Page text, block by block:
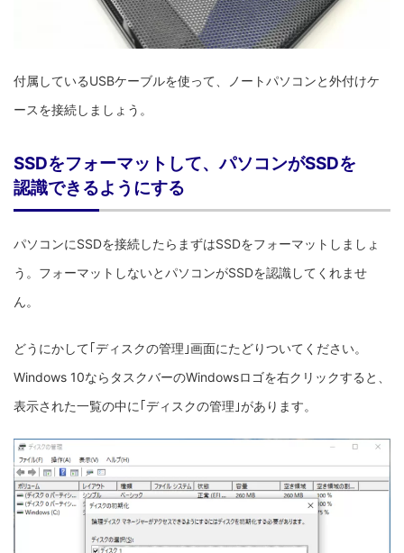
付属しているUSBケーブルを使って、ノートパソコンと外付けケ
ースを接続しましょう。
SSDをフォーマットして、パソコンがSSDを
認識できるようにする
パソコンにSSDを接続したらまずはSSDをフォーマットしましょ
う。フォーマットしないとパソコンがSSDを認識してくれませ
ん。
どうにかして｢ディスクの管理｣画面にたどりついてください。
Windows 10ならタスクバーのWindowsロゴを右クリックすると、
表示された一覧の中に｢ディスクの管理｣があります。